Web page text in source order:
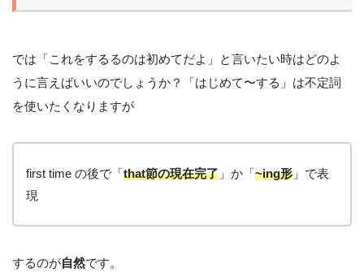
では「これをするるのは初めてだよ」と言いたい時はどのよ
うに言えばいいのでしょうか？「はじめて〜する」は不定詞
を使いたくなりますが
first time の後で「that節の現在完了 」か「~ing形 」で表
現
するのが自然です。